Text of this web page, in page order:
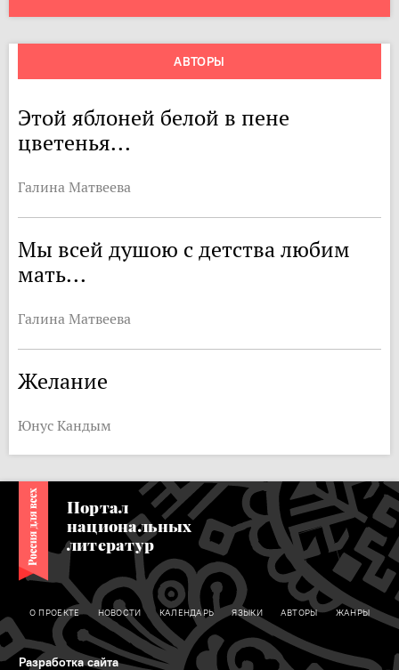
АВТОРЫ
Этой яблоней белой в пене
цветенья...
Галина Матвеева
Мы всей душою с детства любим
мать...
Галина Матвеева
Желание
Юнус Кандым
Портал
национальных
литератур
О ПРОЕКТЕ НОВОСТИ КАЛЕНДАРЬ ЯЗЫКИ АВТОРЫ ЖАНРЫ
Разработка сайта